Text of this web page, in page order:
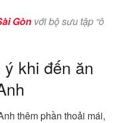
Gòn với bộ sưu tập “ô
khi đến ăn
thêm phần thoải mái,